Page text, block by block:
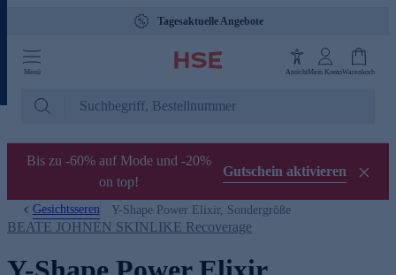
Tagesaktuelle Angebote
Menü AnsichtMein KontoWarenkorb
Bis zu -60% auf Mode und -20%
on top!
Gutschein aktivieren
Gesichtsseren Y-Shape Power Elixir, Sondergröße
BEATE JOHNEN SKINLIKE Recoverage